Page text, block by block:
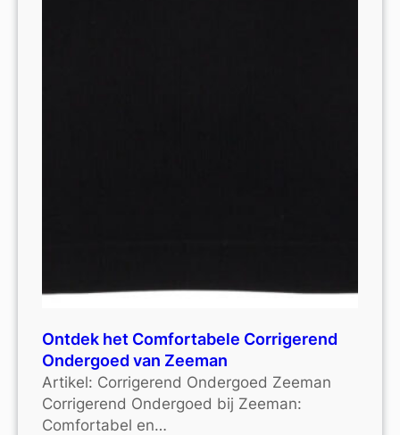
Ontdek het Comfortabele Corrigerend
Ondergoed van Zeeman
Artikel: Corrigerend Ondergoed Zeeman
Corrigerend Ondergoed bij Zeeman:
Comfortabel en…